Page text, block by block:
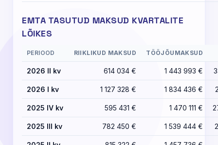
EMTA TASUTUD MAKSUD KVARTALITE
LÕIKES
PERIOOD RIIKLIKUD MAKSUD TÖÖJÕUMAKSUD
2026 II kv 614 034 € 1 443 993 €
2026 I kv 1 127 328 € 1 834 436 €
2025 IV kv 595 431 € 1 470 111 €
2025 III kv 782 450 € 1 539 444 €